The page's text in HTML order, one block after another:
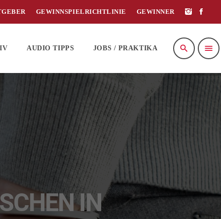
GEWINNSPIELRICHTLINIE GEWINNER
AUDIO TIPPS JOBS / PRAKTIKA search menu
IN